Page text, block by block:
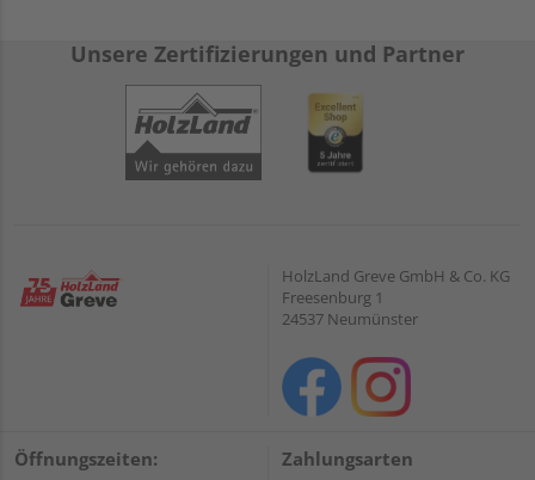
Unsere Zertifizierungen und Partner
HolzLand Greve GmbH & Co. KG
Freesenburg 1
24537 Neumünster
Öffnungszeiten: Zahlungsarten